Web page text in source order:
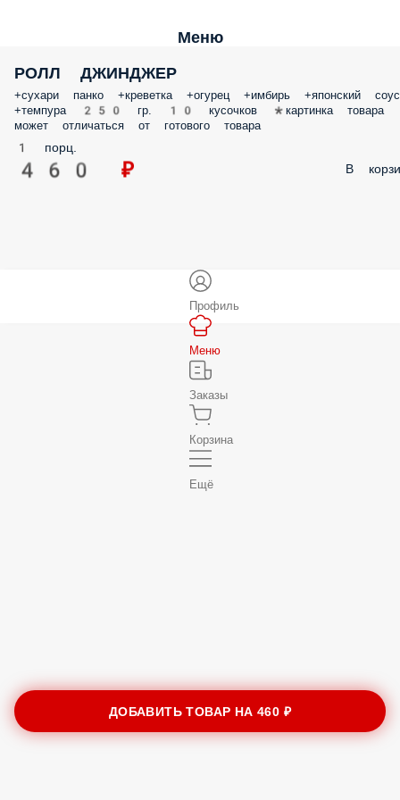
Меню
РОЛЛ ДЖИНДЖЕР
+сухари панко +креветка +огурец +имбирь +японский соус
+темпура 250 гр. 10 кусочков *картинка товара
может отличаться от готового товара
1 порц.
460 ₽ В
ДОБАВИТЬ ТОВАР НА460 ₽
Профиль
Меню
Заказы
Корзина
Ещё